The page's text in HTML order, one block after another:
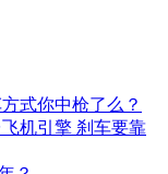
式你中枪了么？
机引擎 刹车要靠